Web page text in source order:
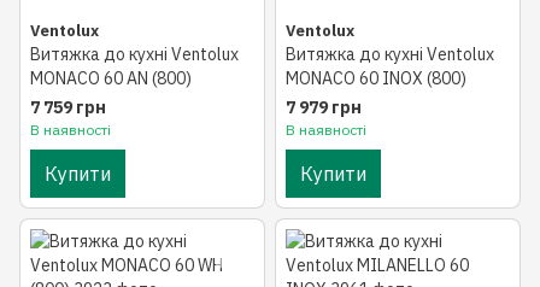
Ventolux
Витяжка до кухні Ventolux
MONACO 60 AN (800)
7 759 грн
В наявності
Купити
Ventolux
Витяжка до кухні Ventolux
MONACO 60 INOX (800)
7 979 грн
В наявності
Купити